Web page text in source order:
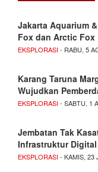
Jakarta Aquarium
Fox dan Arctic Fox
EKSPLORASI- RABU, 5
Karang Taruna
Wujudkan
EKSPLORASI- SABTU, 1
Jembatan Tak
Infrastruktur
EKSPLORASI- KAMIS, 23